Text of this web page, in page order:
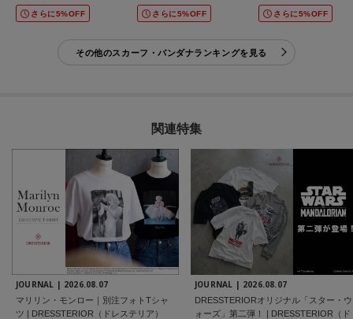
さらに5%OFF さらに5%OFF さらに5%OFF
その他のスカーフ・バンダナランキングを見る
関連特集
JOURNAL | 2026.08.07
マリリン・モンロー｜別注フォトTシャ
ツ | DRESSTERIOR（ドレステリア）
JOURNAL | 2026.08.07
DRESSTERIORオリジナル「スター・ウ
ォーズ」第二弾！ | DRESSTERIOR（ド